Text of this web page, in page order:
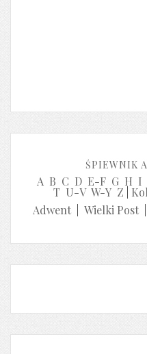
ŚPIEWNIK
A B C D E-F G H I
T U-V W-Y Z
Adwent| Wielki Post|